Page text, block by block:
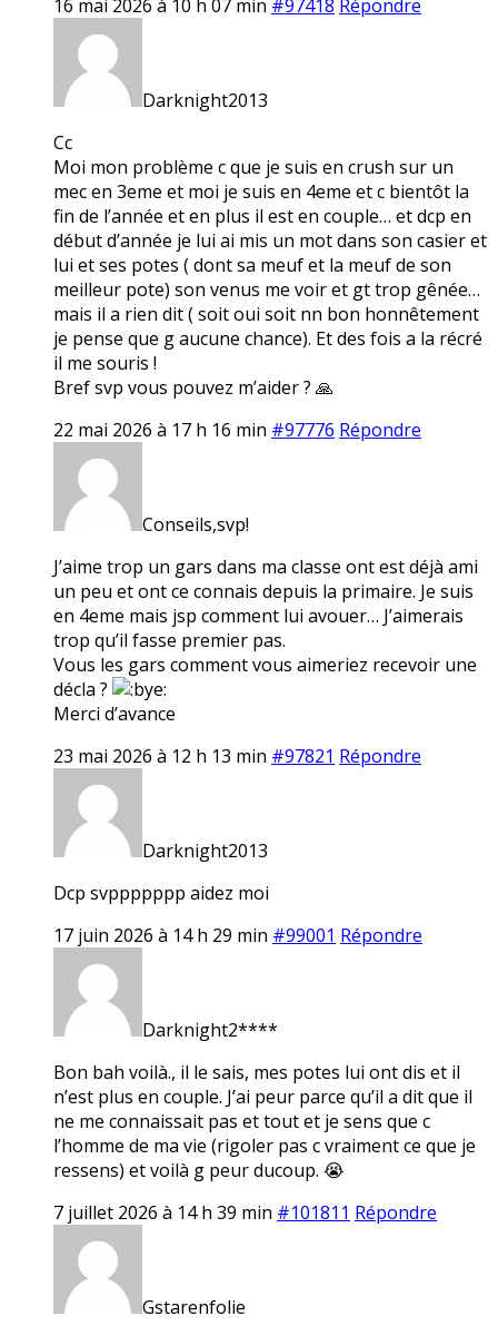
16 mai 2026 à 10 h 07 min #97418 Répondre
Darknight2013
Cc
Moi mon problème c que je suis en crush sur un
mec en 3eme et moi je suis en 4eme et c bientôt la
fin de l’année et en plus il est en couple… et dcp en
début d’année je lui ai mis un mot dans son casier et
lui et ses potes ( dont sa meuf et la meuf de son
meilleur pote) son venus me voir et gt trop gênée…
mais il a rien dit ( soit oui soit nn bon honnêtement
je pense que g aucune chance). Et des fois a la récré
il me souris !
Bref svp vous pouvez m’aider ? 🙏
22 mai 2026 à 17 h 16 min #97776 Répondre
Conseils,svp!
J’aime trop un gars dans ma classe ont est déjà ami
un peu et ont ce connais depuis la primaire. Je suis
en 4eme mais jsp comment lui avouer… J’aimerais
trop qu’il fasse premier pas.
Vous les gars comment vous aimeriez recevoir une
décla ?
Merci d’avance
23 mai 2026 à 12 h 13 min #97821 Répondre
Darknight2013
Dcp svppppppp aidez moi
17 juin 2026 à 14 h 29 min #99001 Répondre
Darknight2****
Bon bah voilà., il le sais, mes potes lui ont dis et il
n’est plus en couple. J’ai peur parce qu’il a dit que il
ne me connaissait pas et tout et je sens que c
l’homme de ma vie (rigoler pas c vraiment ce que je
ressens) et voilà g peur ducoup. 😭
7 juillet 2026 à 14 h 39 min #101811 Répondre
Gstarenfolie